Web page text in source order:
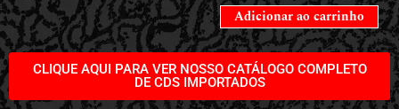
Adicionar ao carrinho
CLIQUE AQUI PARA VER NOSSO CATÁLOGO COMPLETO
DE CDS IMPORTADOS